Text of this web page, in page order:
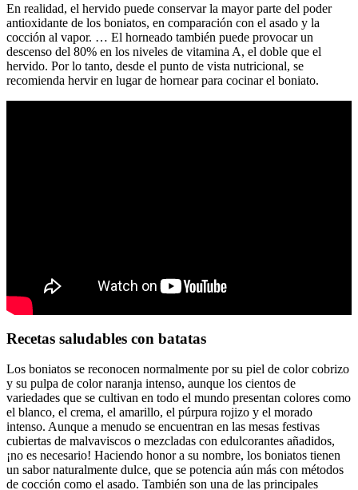
En realidad, el hervido puede conservar la mayor parte del poder
antioxidante de los boniatos, en comparación con el asado y la
cocción al vapor. … El horneado también puede provocar un
descenso del 80% en los niveles de vitamina A, el doble que el
hervido. Por lo tanto, desde el punto de vista nutricional, se
recomienda hervir en lugar de hornear para cocinar el boniato.
Recetas saludables con batatas
Los boniatos se reconocen normalmente por su piel de color cobrizo
y su pulpa de color naranja intenso, aunque los cientos de
variedades que se cultivan en todo el mundo presentan colores como
el blanco, el crema, el amarillo, el púrpura rojizo y el morado
intenso. Aunque a menudo se encuentran en las mesas festivas
cubiertas de malvaviscos o mezcladas con edulcorantes añadidos,
¡no es necesario! Haciendo honor a su nombre, los boniatos tienen
un sabor naturalmente dulce, que se potencia aún más con métodos
de cocción como el asado. También son una de las principales